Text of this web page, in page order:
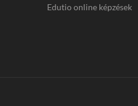
Edutio online képzések